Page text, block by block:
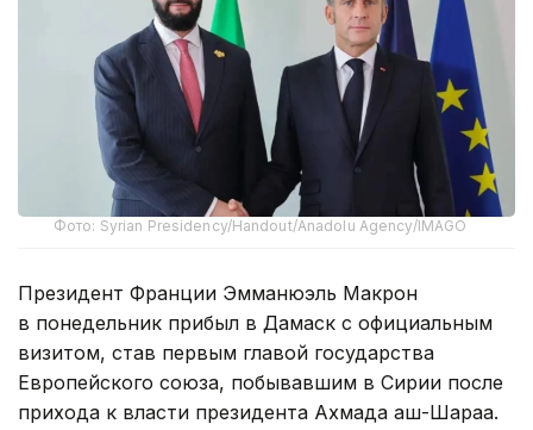
Фото: Syrian Presidency/Handout/Anadolu Agency/IMAGO
Президент Франции Эмманюэль Макрон
в понедельник прибыл в Дамаск с официальным
визитом, став первым главой государства
Европейского союза, побывавшим в Сирии после
прихода к власти президента Ахмада аш-Шараа.